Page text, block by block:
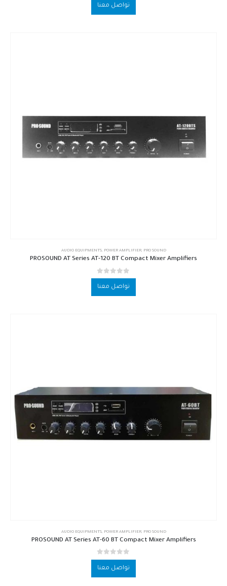
تواصل معنا
AUDIO EQUIPMENTS, POWER AMPLIFIER, PRO SOUND
PROSOUND AT Series AT-120 BT Compact Mixer Amplifiers
0
out of 5
تواصل معنا
AUDIO EQUIPMENTS, POWER AMPLIFIER, PRO SOUND
PROSOUND AT Series AT-60 BT Compact Mixer Amplifiers
0
out of 5
تواصل معنا